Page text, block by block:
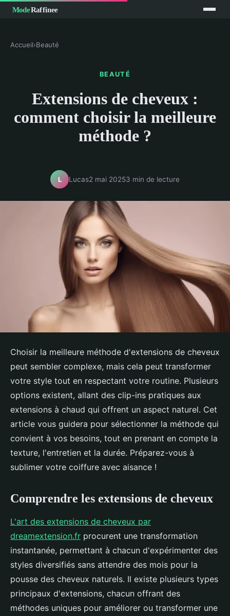
Accueil›Beauté
BEAUTÉ
Extensions de cheveux :
comment choisir la meilleure
méthode ?
L Lucas2 mai 20253 min de lecture
Choisir la meilleure méthode d'extensions de cheveux
peut sembler complexe, mais cela peut transformer
votre style tout en respectant votre routine. Plusieurs
options existent, allant des clip-ins pratiques aux
extensions à chaud qui offrent un aspect naturel. Cet
article vous guidera pour sélectionner la méthode qui
convient à vos besoins, tout en prenant en compte la
texture, l'entretien et la durée. Préparez-vous à
sublimer votre coiffure avec aisance !
Comprendre les extensions de cheveux
L'art des extensions de cheveux par
dreamextension.fr procurent une transformation
instantanée, permettant à chacun d'expérimenter des
styles diversifiés sans attendre des mois pour la
pousse des cheveux naturels. Il existe plusieurs types
principaux d'extensions, chacun offrant des
méthodes uniques pour améliorer ou transformer une